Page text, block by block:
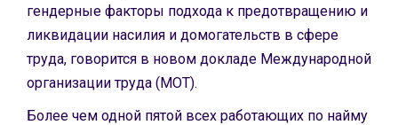
гендерные факторы подхода к предотвращению и
ликвидации насилия и домогательств в сфере
труда, говорится в новом докладе Международной
организации труда (МОТ).
Более чем одной пятой всех работающих по найму